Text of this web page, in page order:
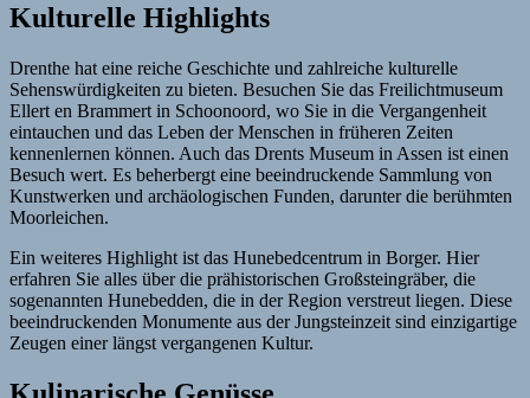
Kulturelle Highlights
Drenthe hat eine reiche Geschichte und zahlreiche kulturelle
Sehenswürdigkeiten zu bieten. Besuchen Sie das Freilichtmuseum
Ellert en Brammert in Schoonoord, wo Sie in die Vergangenheit
eintauchen und das Leben der Menschen in früheren Zeiten
kennenlernen können. Auch das Drents Museum in Assen ist einen
Besuch wert. Es beherbergt eine beeindruckende Sammlung von
Kunstwerken und archäologischen Funden, darunter die berühmten
Moorleichen.
Ein weiteres Highlight ist das Hunebedcentrum in Borger. Hier
erfahren Sie alles über die prähistorischen Großsteingräber, die
sogenannten Hunebedden, die in der Region verstreut liegen. Diese
beeindruckenden Monumente aus der Jungsteinzeit sind einzigartige
Zeugen einer längst vergangenen Kultur.